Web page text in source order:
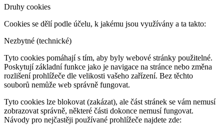
Druhy cookies
Cookies se dělí podle účelu, k jakému jsou využívány a ta takto:
Nezbytné (technické)
Tyto cookies pomáhají s tím, aby byly webové stránky použitelné.
Poskytují základní funkce jako je navigace na stránce nebo změna
rozlišení prohlížeče dle velikosti vašeho zařízení. Bez těchto
souborů nemůže web správně fungovat.
Tyto cookies lze blokovat (zakázat), ale část stránek se vám nemusí
zobrazovat správně, některé části dokonce nemusí fungovat.
Návody pro nejčastěji používané prohlížeče najdete zde: